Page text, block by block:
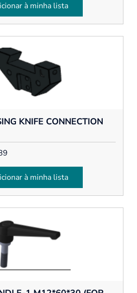
à minha lista
KNIFE CONNECTION
à minha lista